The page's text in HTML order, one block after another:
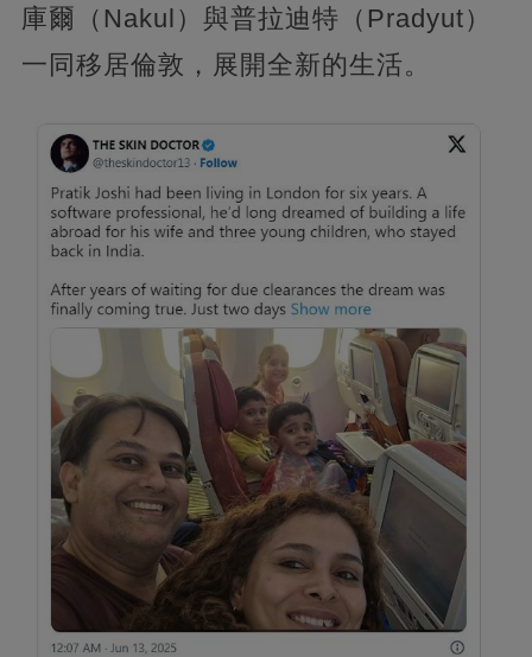
庫爾（Nakul）與普拉迪特（Pradyut）
一同移居倫敦，展開全新的生活。